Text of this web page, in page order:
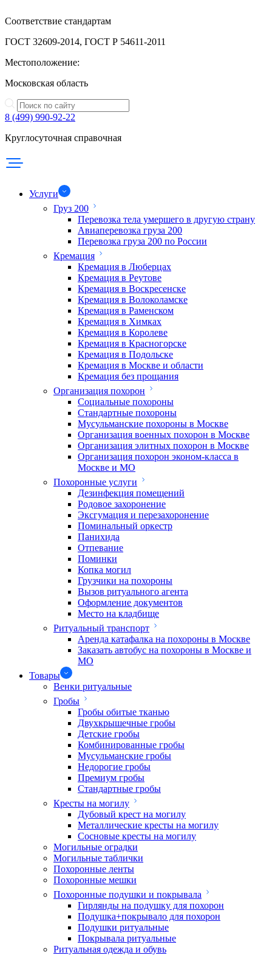
Соответствие стандартам
ГОСТ 32609-2014, ГОСТ Р 54611-2011
Местоположение:
Московская область
8 (499) 990-92-22
Круглосуточная справочная
Услуги
Груз 200
Перевозка тела умершего в другую страну
Авиаперевозка груза 200
Перевозка груза 200 по России
Кремация
Кремация в Люберцах
Кремация в Реутове
Кремация в Воскресенске
Кремация в Волоколамске
Кремация в Раменском
Кремация в Химках
Кремация в Королеве
Кремация в Красногорске
Кремация в Подольске
Кремация в Москве и области
Кремация без прощания
Организация похорон
Социальные похороны
Стандартные похороны
Мусульманские похороны в Москве
Организация военных похорон в Москве
Организация элитных похорон в Москве
Организация похорон эконом-класса в
Москве и МО
Похоронные услуги
Дезинфекция помещений
Родовое захоронение
Эксгумация и перезахоронение
Поминальный оркестр
Панихида
Отпевание
Поминки
Копка могил
Грузчики на похороны
Вызов ритуального агента
Оформление документов
Место на кладбище
Ритуальный транспорт
Аренда катафалка на похороны в Москве
Заказать автобус на похороны в Москве и
МО
Товары
Венки ритуальные
Гробы
Гробы обитые тканью
Двухкрышечные гробы
Детские гробы
Комбинированные гробы
Мусульманские гробы
Недорогие гробы
Премиум гробы
Стандартные гробы
Кресты на могилу
Дубовый крест на могилу
Металлические кресты на могилу
Сосновые кресты на могилу
Могильные оградки
Могильные таблички
Похоронные ленты
Похоронные мешки
Похоронные подушки и покрывала
Гирлянды на подушку для похорон
Подушка+покрывало для похорон
Подушки ритуальные
Покрывала ритуальные
Ритуальная одежда и обувь